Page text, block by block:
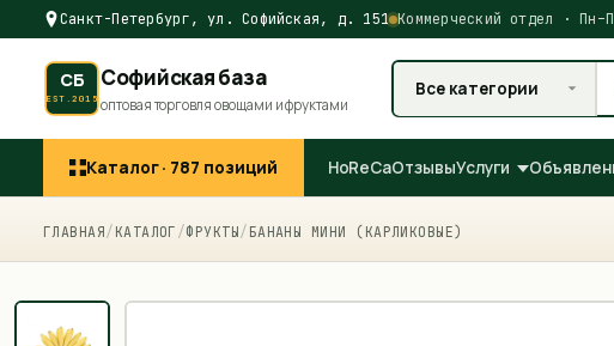
Санкт-Петербург, ул. Софийская, д. 151 Коммерческий отдел ·
СБ
EST.2015
Софийская база
оптовая торговля овощами и фруктами
Все категории
Каталог · 787 позиций HoReCaОтзывыУслуги
ГЛАВНАЯ/ КАТАЛОГ /ФРУКТЫ/ БАНАНЫ МИНИ (КАРЛИКОВЫЕ)